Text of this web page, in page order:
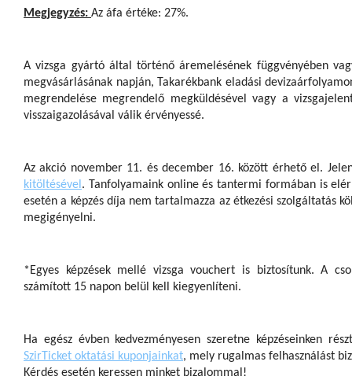
Megjegyzés: Az áfa értéke: 27%.
A vizsga gyártó által történő áremelésének függvényében
megvásárlásának napján, Takarékbank eladási
megrendelése megrendelő megküldésével vagy a
visszaigazolásával válik érvényessé.
Az akció november 11. és december 16. között érhető el.
kitöltésével . Tanfolyamaink online és tantermi formában is
esetén a képzés díja nem tartalmazza az étkezési szolgáltatás
megigényelni.
*Egyes képzések mellé vizsga vouchert is biztosítunk. A
számított 15 napon belül kell kiegyenlíteni.
Ha egész évben kedvezményesen szeretne képzéseinken
SzirTicket oktatási kuponjainkat, mely rugalmas felhasználást
Kérdés esetén keressen minket bizalommal!